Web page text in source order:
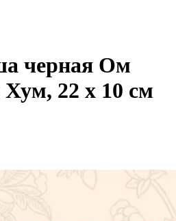
черная Ом
22 х 10 см